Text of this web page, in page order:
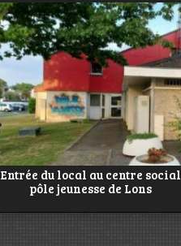
Entrée du local au centre social
pôle jeunesse de Lons